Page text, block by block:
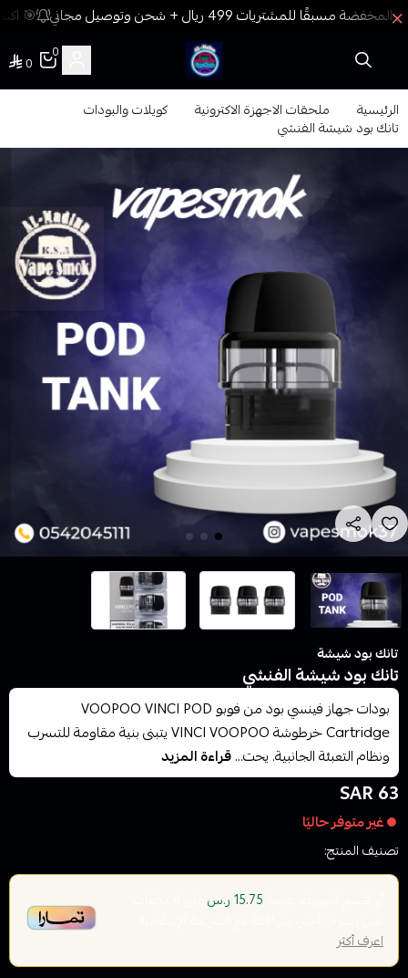
🎯
فيب المدينة
0
0
الرئيسية ملحقات الاجهزة الاكترونية كويلات والبودات
تانك بود شيشة الفنشي
تانك بود شيشة
تانك بود شيشة الفنشي
بودات جهاز فينسي بود من فوبو VOOPOO VINCI POD
Cartridge خرطوشة VINCI VOOPOO يتبنى بنية مقاومة للتسرب
ونظام التعبئة الجانبية. يحت...قراءة المزيد
63 SAR
غير متوفر حاليًا
تصنيف المنتج:
15.75 ر.س
اعرف أكثر